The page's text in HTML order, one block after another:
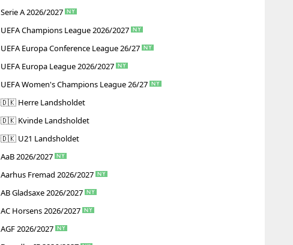
Serie A 2026/2027
UEFA Champions League 2026/2027
UEFA Europa Conference League 26/27
UEFA Europa League 2026/2027
UEFA Women's Champions League 26/27
🇩🇰 Herre Landsholdet
🇩🇰 Kvinde Landsholdet
🇩🇰 U21 Landsholdet
AaB 2026/2027
Aarhus Fremad 2026/2027
AB Gladsaxe 2026/2027
AC Horsens 2026/2027
AGF 2026/2027